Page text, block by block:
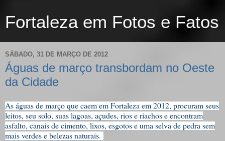
Fortaleza em Fotos e Fatos
SÁBADO, 31 DE MARÇO DE 2012
Águas de março transbordam no Oeste
da Cidade
As águas de março que caem em Fortaleza em 2012, procuram seus
leitos, seu solo, suas lagoas, açudes, rios e riachos e encontram
asfalto, canais de cimento, lixos, esgotos e uma selva de pedra sem
mais verdes e belezas naturais.